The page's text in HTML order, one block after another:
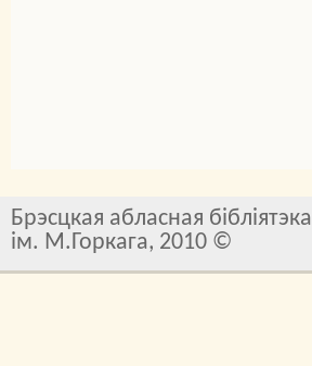
Брэсцкая абласная бібліятэка
ім. М.Горкага, 2010 ©